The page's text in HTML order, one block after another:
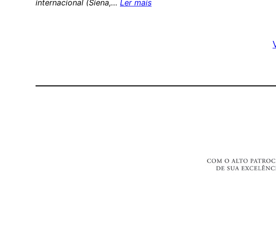
internacional (Siena,… Ler mais